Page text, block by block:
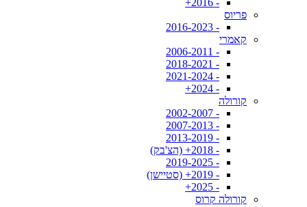
- 2016+
פריוס
- 2016-2023
קאמרי
- 2006-2011
- 2018-2021
- 2021-2024
- 2024+
קורולה
- 2002-2007
- 2007-2013
- 2013-2019
- 2018+ (הצ'בק)
- 2019-2025
- 2019+ (סטיישן)
- 2025+
קורולה קרוס